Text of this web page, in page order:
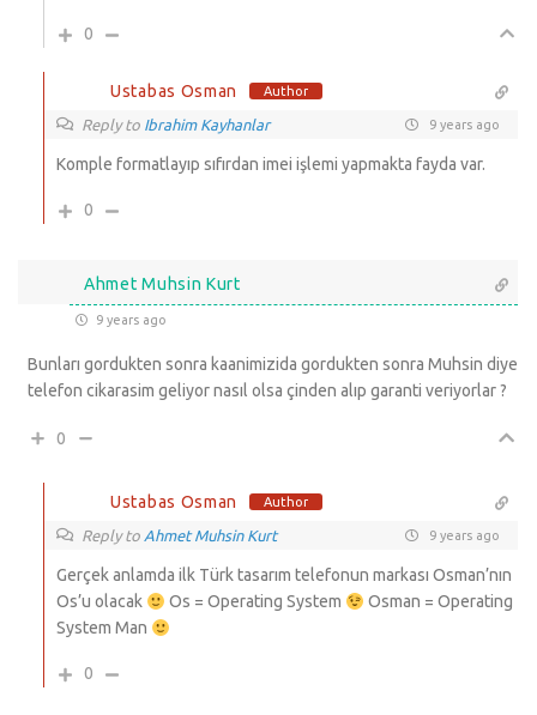
0
Ustabas Osman Author
Reply to Ibrahim Kayhanlar 9 years ago
Komple formatlayıp sıfırdan imei işlemi yapmakta fayda var.
0
Ahmet Muhsin Kurt
9 years ago
Bunları gordukten sonra kaanimizida gordukten sonra Muhsin diye
telefon cikarasim geliyor nasıl olsa çinden alıp garanti veriyorlar ?
0
Ustabas Osman Author
Reply to Ahmet Muhsin Kurt 9 years ago
Gerçek anlamda ilk Türk tasarım telefonun markası Osman’nın
Os’u olacak
Os = Operating System
Osman = Operating
System Man
0